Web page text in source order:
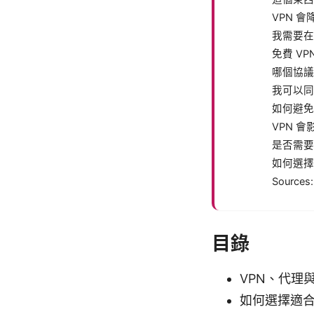
VPN 會
我需要
免費
哪個協
我可以
如何避
VPN 會
是否需
如何選
Sources:
目錄
VPN、代理
如何選擇適